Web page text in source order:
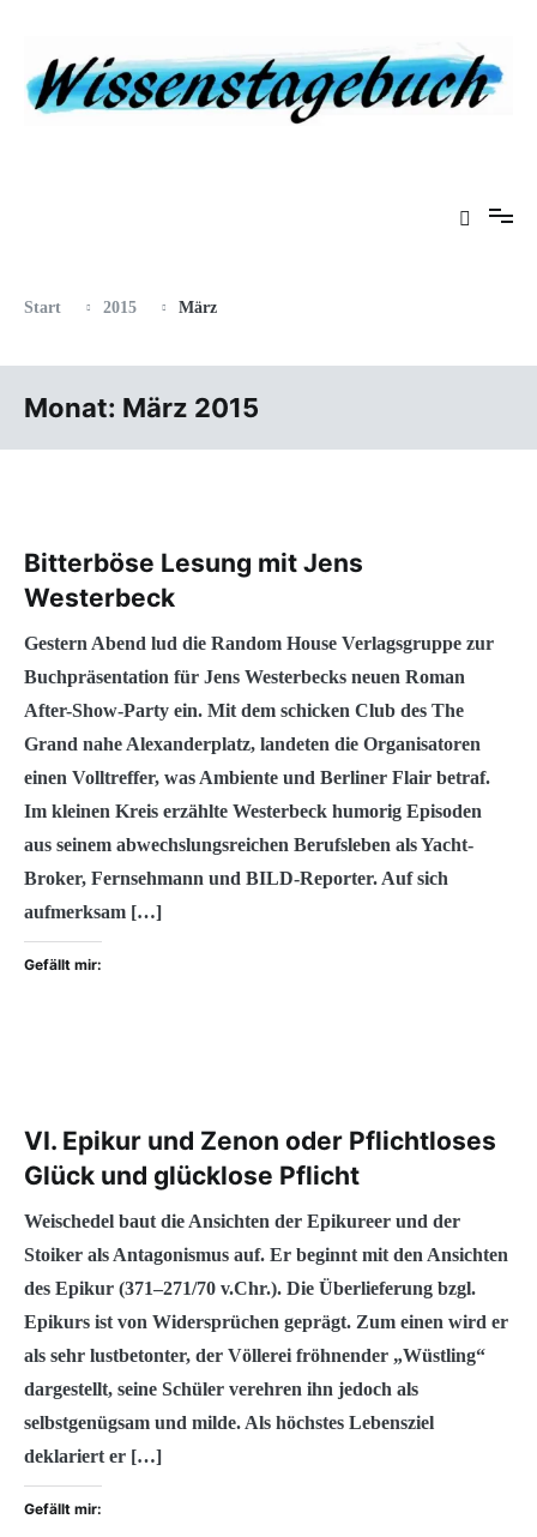
Start 2015 März
Monat: März 2015
Bitterböse Lesung mit Jens
Westerbeck
Gestern Abend lud die Random House Verlagsgruppe zur
Buchpräsentation für Jens Westerbecks neuen Roman
After-Show-Party ein. Mit dem schicken Club des The
Grand nahe Alexanderplatz, landeten die Organisatoren
einen Volltreffer, was Ambiente und Berliner Flair betraf.
Im kleinen Kreis erzählte Westerbeck humorig Episoden
aus seinem abwechslungsreichen Berufsleben als Yacht-
Broker, Fernsehmann und BILD-Reporter. Auf sich
aufmerksam […]
Gefällt mir:
VI. Epikur und Zenon oder Pflichtloses
Glück und glücklose Pflicht
Weischedel baut die Ansichten der Epikureer und der
Stoiker als Antagonismus auf. Er beginnt mit den Ansichten
des Epikur (371–271/70 v.Chr.). Die Überlieferung bzgl.
Epikurs ist von Widersprüchen geprägt. Zum einen wird er
als sehr lustbetonter, der Völlerei fröhnender „Wüstling“
dargestellt, seine Schüler verehren ihn jedoch als
selbstgenügsam und milde. Als höchstes Lebensziel
deklariert er […]
Gefällt mir: